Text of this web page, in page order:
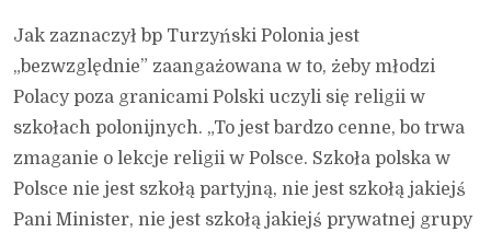
Jak zaznaczył bp Turzyński Polonia jest
„bezwzględnie” zaangażowana w to, żeby młodzi
Polacy poza granicami Polski uczyli się religii w
szkołach polonijnych. „To jest bardzo cenne, bo trwa
zmaganie o lekcje religii w Polsce. Szkoła polska w
Polsce nie jest szkołą partyjną, nie jest szkołą jakiejś
Pani Minister, nie jest szkołą jakiejś prywatnej grupy